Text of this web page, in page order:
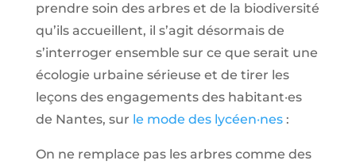
prendre soin des arbres et de la biodiversité
qu’ils accueillent, il s’agit désormais de
s’interroger ensemble sur ce que serait une
écologie urbaine sérieuse et de tirer les
leçons des engagements des habitant·es
de Nantes, sur le mode des lycéen·nes:
On ne remplace pas les arbres comme des